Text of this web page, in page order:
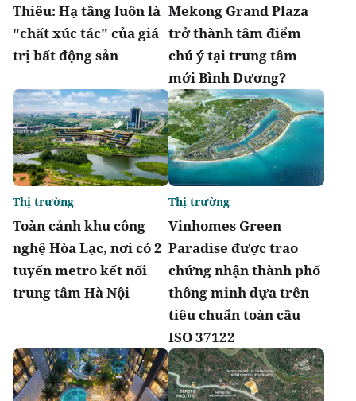
Thiêu: Hạ tầng luôn là
"chất xúc tác" của giá
trị bất động sản
Mekong Grand Plaza
trở thành tâm điểm
chú ý tại trung tâm
mới Bình Dương?
Toàn cảnh khu công
nghệ Hòa Lạc, nơi có 2
tuyến metro kết nối
trung tâm Hà Nội
Thị trường
Vinhomes Green
Paradise được trao
chứng nhận thành phố
thông minh dựa trên
tiêu chuẩn toàn cầu
ISO 37122
Thị trường